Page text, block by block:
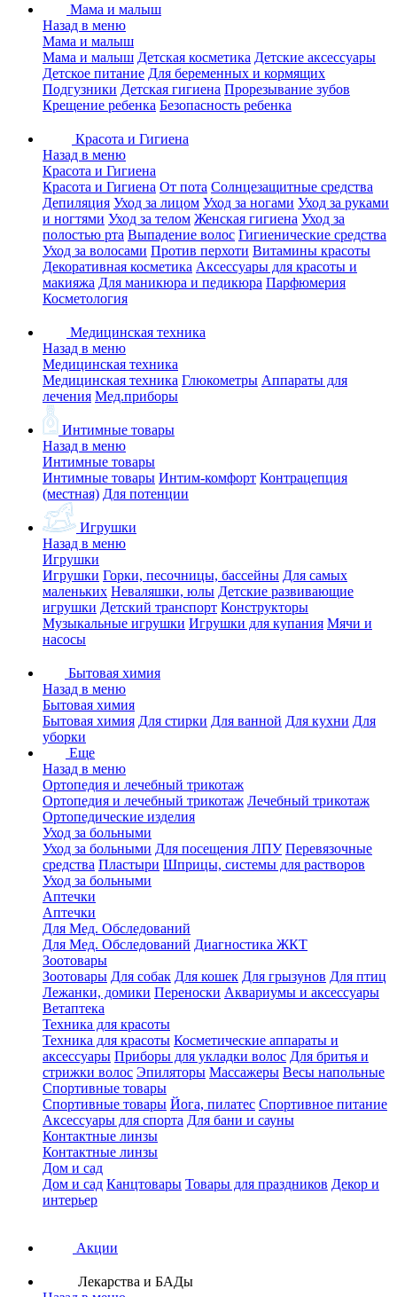
Мама и малыш
Назад в меню
Мама и малыш
Мама и малыш Детская косметика Детские аксессуары
Детское питание Для беременных и кормящих
Подгузники Детская гигиена Прорезывание зубов
Крещение ребенка Безопасность ребенка
Красота и Гигиена
Назад в меню
Красота и Гигиена
Красота и Гигиена От пота Солнцезащитные средства
Депиляция Уход за лицом Уход за ногами Уход за руками
и ногтями Уход за телом Женская гигиена Уход за
полостью рта Выпадение волос Гигиенические средства
Уход за волосами Против перхоти Витамины красоты
Декоративная косметика Аксессуары для красоты и
макияжа Для маникюра и педикюра Парфюмерия
Косметология
Медицинская техника
Назад в меню
Медицинская техника
Медицинская техника Глюкометры Аппараты для
лечения Мед.приборы
Интимные товары
Назад в меню
Интимные товары
Интимные товары Интим-комфорт Контрацепция
(местная) Для потенции
Игрушки
Назад в меню
Игрушки
Игрушки Горки, песочницы, бассейны Для самых
маленьких Неваляшки, юлы Детские развивающие
игрушки Детский транспорт Конструкторы
Музыкальные игрушки Игрушки для купания Мячи и
насосы
Бытовая химия
Назад в меню
Бытовая химия
Бытовая химия Для стирки Для ванной Для кухни Для
уборки
Еще
Назад в меню
Ортопедия и лечебный трикотаж
Ортопедия и лечебный трикотаж Лечебный трикотаж
Ортопедические изделия
Уход за больными
Уход за больными Для посещения ЛПУ Перевязочные
средства Пластыри Шприцы, системы для растворов
Уход за больными
Аптечки
Аптечки
Для Мед. Обследований
Для Мед. Обследований Диагностика ЖКТ
Зоотовары
Зоотовары Для собак Для кошек Для грызунов Для птиц
Лежанки, домики Переноски Аквариумы и аксессуары
Ветаптека
Техника для красоты
Техника для красоты Косметические аппараты и
аксессуары Приборы для укладки волос Для бритья и
стрижки волос Эпиляторы Массажеры Весы напольные
Спортивные товары
Спортивные товары Йога, пилатес Спортивное питание
Аксессуары для спорта Для бани и сауны
Контактные линзы
Контактные линзы
Дом и сад
Дом и сад Канцтовары Товары для праздников Декор и
интерьер
Акции
Лекарства и БАДы